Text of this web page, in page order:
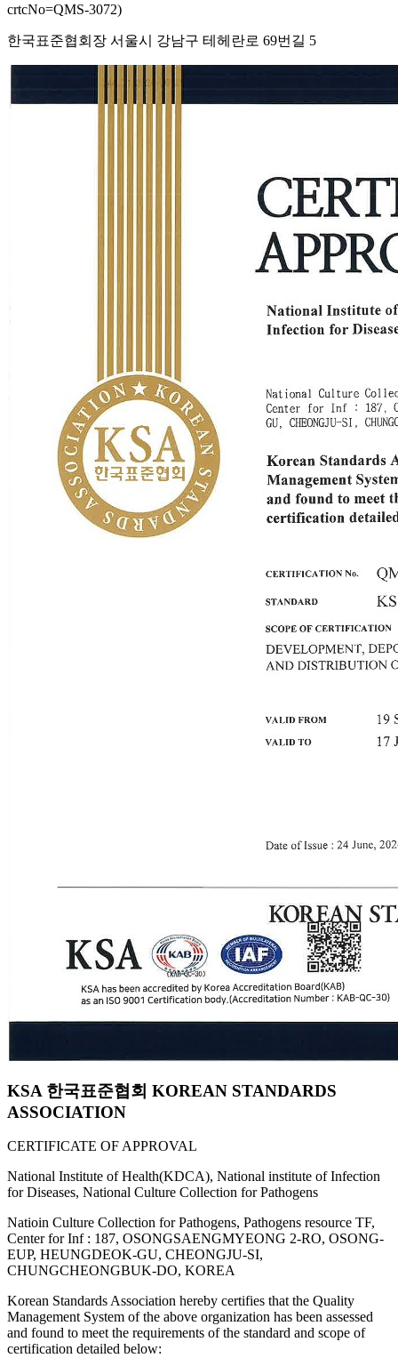
crtcNo=QMS-3072)
한국표준협회장 서울시 강남구 테헤란로 69번길 5
KSA 한국표준협회 KOREAN STANDARDS
ASSOCIATION
CERTIFICATE OF APPROVAL
National Institute of Health(KDCA), National institute of Infection
for Diseases, National Culture Collection for Pathogens
Natioin Culture Collection for Pathogens, Pathogens resource TF,
Center for Inf : 187, OSONGSAENGMYEONG 2-RO, OSONG-
EUP, HEUNGDEOK-GU, CHEONGJU-SI,
CHUNGCHEONGBUK-DO, KOREA
Korean Standards Association hereby certifies that the Quality
Management System of the above organization has been assessed
and found to meet the requirements of the standard and scope of
certification detailed below: